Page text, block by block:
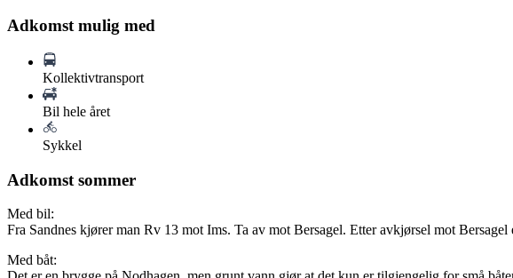
Adkomst mulig med
Kollektivtransport
Bil hele året
Sykkel
Adkomst sommer
Med bil:
Fra Sandnes kjører man Rv 13 mot Ims. Ta av mot Bersagel. Etter avkjørsel mot
Med båt: